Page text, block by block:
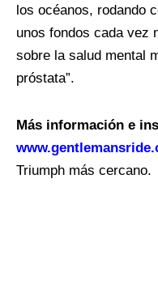
los océanos, rodando
unos fondos cada vez
sobre la salud mental
próstata”.
Más información e
Triumph más cercano.